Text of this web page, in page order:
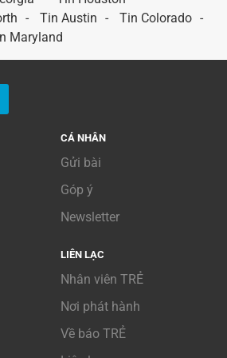
Tin Austin
Tin Colorado
Maryland
CÁ NHÂN
Gửi bài
Góp ý
Newsletter
LIÊN LẠC
Nhân viên TRẺ
Nơi phát hành
Về báo TRẺ